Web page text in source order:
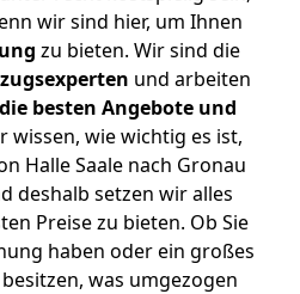
wir sind hier, um Ihnen
zu bieten. Wir sind die
und arbeiten
die besten Angebote und
wissen, wie wichtig es ist,
Halle Saale nach Gronau
deshalb setzen wir alles
Preise zu bieten. Ob Sie
haben oder ein großes
was umgezogen